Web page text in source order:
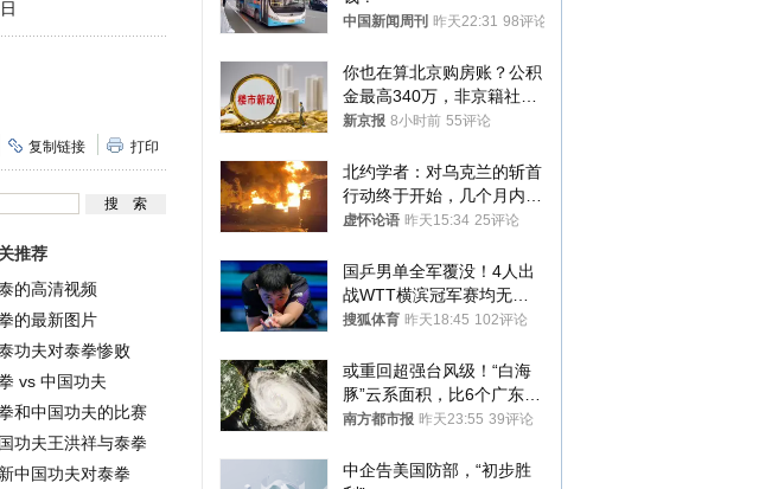
复制链接 打印
推荐
的高清视频
的最新图片
功夫对泰拳惨败
vs 中国功夫
和中国功夫的比赛
功夫王洪祥与泰拳
中国功夫对泰拳
中国新闻周刊 昨天22:31 98评论
你也在算北京购房账？公积
金最高340万，非京籍社保
1年
新京报 8小时前 55评论
北约学者：对乌克兰的斩首
行动终于开始，几个月内乌
将投降
虚怀论语 昨天15:34 25评论
国乒男单全军覆没！4人出
战WTT横滨冠军赛均无缘
八强
搜狐体育 昨天18:45 102评论
或重回超强台风级！“白海
豚”云系面积，比6个广东还
大！深圳官方：注意这件事
南方都市报 昨天23:55 39评论
中企告美国防部，“初步胜